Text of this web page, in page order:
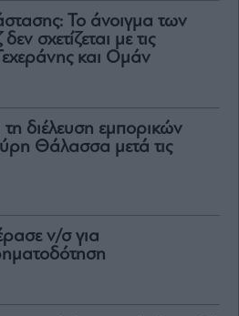
Το άνοιγμα των
σχετίζεται με τις
και Ομάν
τη διέλευση εμπορικών
Θάλασσα μετά τις
ν/σ για